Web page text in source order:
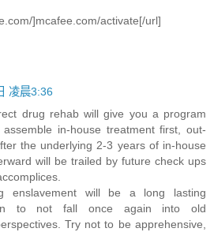
]mcafee.com/activate[/url]
凌晨3:36
drug rehab will give you a program
in-house treatment first, out-
the underlying 2-3 years of in-house
will be trailed by future check ups
enslavement will be a long lasting
to not fall once again into old
Try not to be apprehensive,